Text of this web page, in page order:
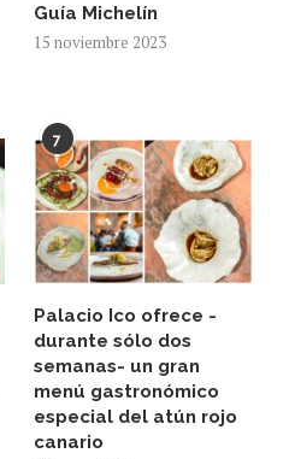
Guía Michelín
15 noviembre 2023
7
Palacio Ico ofrece -
durante sólo dos
semanas- un gran
menú gastronómico
especial del atún rojo
canario